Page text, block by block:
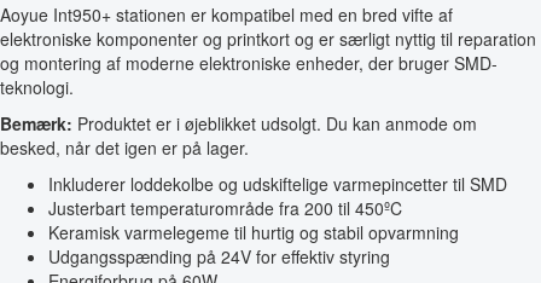
Aoyue Int950+ stationen er kompatibel med en bred vifte af
elektroniske komponenter og printkort og er særligt nyttig til reparation
og montering af moderne elektroniske enheder, der bruger SMD-
teknologi.
Bemærk: Produktet er i øjeblikket udsolgt. Du kan anmode om
besked, når det igen er på lager.
Inkluderer loddekolbe og udskiftelige varmepincetter til SMD
Justerbart temperaturområde fra 200 til 450ºC
Keramisk varmelegeme til hurtig og stabil opvarmning
Udgangsspænding på 24V for effektiv styring